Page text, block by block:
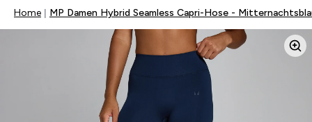
Home MP Damen Hybrid Seamless Capri-Hose -